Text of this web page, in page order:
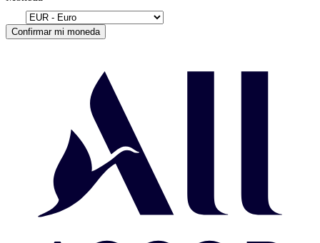
Confirmar mi moneda